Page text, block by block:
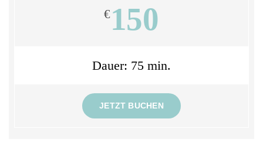
€150
Dauer: 75 min.
JETZT BUCHEN